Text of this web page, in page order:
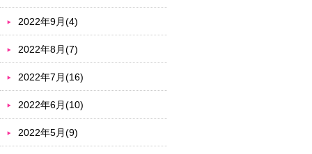
2022年9月(4)
2022年8月(7)
2022年7月(16)
2022年6月(10)
2022年5月(9)